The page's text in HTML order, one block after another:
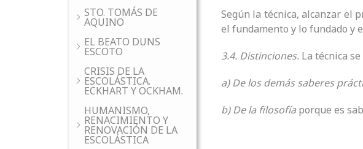
STO. TOMÁS DE
AQUINO
EL BEATO DUNS
ESCOTO
CRISIS DE LA
ESCOLÁSTICA.
ECKHART Y OCKHAM.
HUMANISMO,
RENACIMIENTO Y
RENOVACIÓN DE LA
ESCOLÁSTICA
Según la técnica, alcanzar el
el fundamento y lo fundado y
3.4. Distinciones. La técnica
a) De los demás saberes
b) De la filosofíaporque es